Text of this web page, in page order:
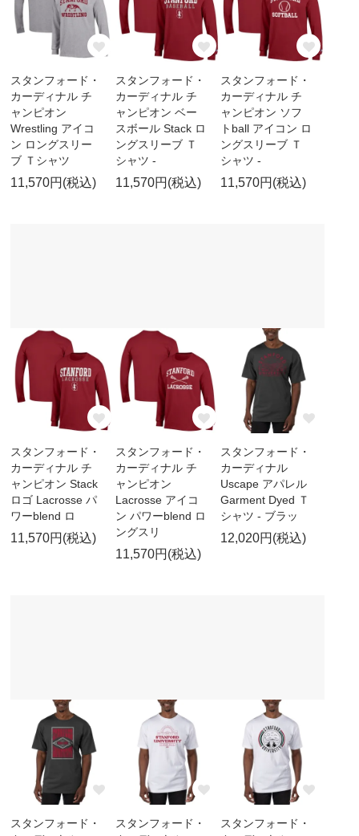
スタンフォード・
カーディナル チ
ャンピオン
Wrestling アイコ
ン ロングスリー
ブ Ｔシャツ
11,570円(税込)
スタンフォード・
カーディナル チ
ャンピオン ベー
スボール Stack ロ
ングスリーブ Ｔ
シャツ -
11,570円(税込)
スタンフォード・
カーディナル チ
ャンピオン ソフ
トball アイコン ロ
ングスリーブ Ｔ
シャツ -
11,570円(税込)
スタンフォード・
カーディナル チ
ャンピオン Stack
ロゴ Lacrosse パ
ワーblend ロ
11,570円(税込)
スタンフォード・
カーディナル チ
ャンピオン
Lacrosse アイコ
ン パワーblend ロ
ングスリ
11,570円(税込)
スタンフォード・
カーディナル
Uscape アパレル
Garment Dyed Ｔ
シャツ - ブラッ
12,020円(税込)
スタンフォード・
スタンフォード・
スタンフォード・